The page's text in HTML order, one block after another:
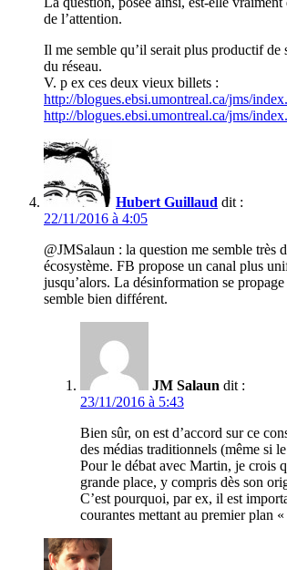
de l’attention.
Il me semble qu’il serait plus productif de
du réseau.
V. p ex ces deux vieux billets :
http://blogues.ebsi.umontreal.ca/jms/
http://blogues.ebsi.umontreal.ca/jms/
Hubert Guillaud dit :
22/11/2016 à 4:05
@JMSalaun : la question me semble très
écosystème. FB propose un canal plus
jusqu’alors. La désinformation se
semble bien différent.
JM Salaun dit :
23/11/2016 à 5:43
Bien sûr, on est d’accord sur ce
des médias traditionnels (même si
Pour le débat avec Martin, je crois
grande place, y compris dès son
C’est pourquoi, par ex, il est
courantes mettant au premier plan